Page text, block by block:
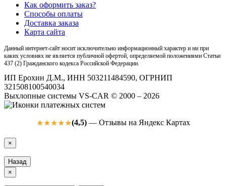
Как оформить заказ?
Способы оплаты
Доставка заказа
Карта сайта
Данный интернет-сайт носит исключительно информационный характер и ни при
каких условиях не является публичной офертой, определяемой положениями Статьи
437 (2) Гражданского кодекса Российской Федерации.
ИП Ерохин Д.М., ИНН 503211484590, ОГРНИП
321508100540034
Выхлопные системы VS-CAR © 2000 – 2026
★★★★★(4,5)— Отзывы на Яндекс Картах
×
Назад
×